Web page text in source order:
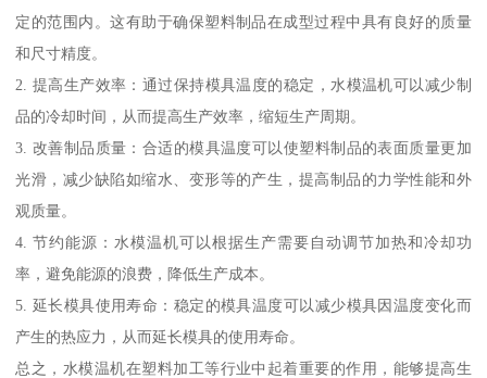
定的范围内。这有助于确保塑料制品在成型过程中具有良好的质量
和尺寸精度。
2. 提高生产效率：通过保持模具温度的稳定，水模温机可以减少制
品的冷却时间，从而提高生产效率，缩短生产周期。
3. 改善制品质量：合适的模具温度可以使塑料制品的表面质量更加
光滑，减少缺陷如缩水、变形等的产生，提高制品的力学性能和外
观质量。
4. 节约能源：水模温机可以根据生产需要自动调节加热和冷却功
率，避免能源的浪费，降低生产成本。
5. 延长模具使用寿命：稳定的模具温度可以减少模具因温度变化而
产生的热应力，从而延长模具的使用寿命。
总之，水模温机在塑料加工等行业中起着重要的作用，能够提高生